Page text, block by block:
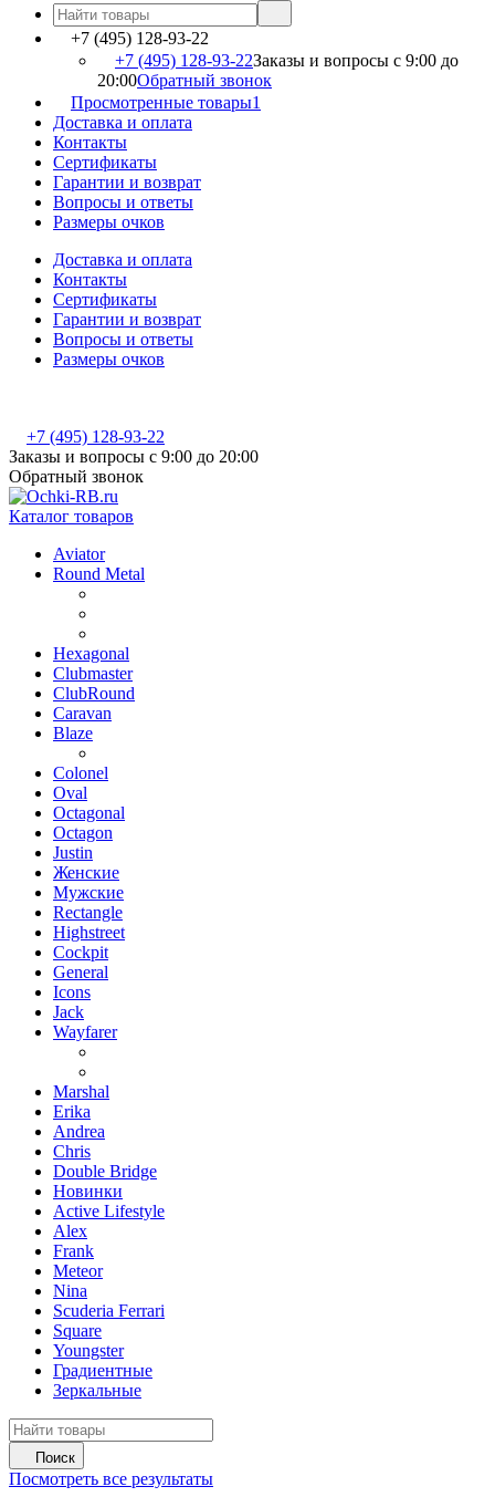
+7 (495) 128-93-22
+7 (495) 128-93-22Заказы и вопросы с 9:00 до
20:00Обратный звонок
Просмотренные товары1
Доставка и оплата
Контакты
Сертификаты
Гарантии и возврат
Вопросы и ответы
Размеры очков
Доставка и оплата
Контакты
Сертификаты
Гарантии и возврат
Вопросы и ответы
Размеры очков
+7 (495) 128-93-22
Заказы и вопросы с 9:00 до 20:00
Обратный звонок
Каталог товаров
Aviator
Round Metal
Hexagonal
Clubmaster
ClubRound
Caravan
Blaze
Colonel
Oval
Octagonal
Octagon
Justin
Женские
Мужские
Rectangle
Highstreet
Cockpit
General
Icons
Jack
Wayfarer
Marshal
Erika
Andrea
Chris
Double Bridge
Новинки
Active Lifestyle
Alex
Frank
Meteor
Nina
Scuderia Ferrari
Square
Youngster
Градиентные
Зеркальные
Поиск
Посмотреть все результаты